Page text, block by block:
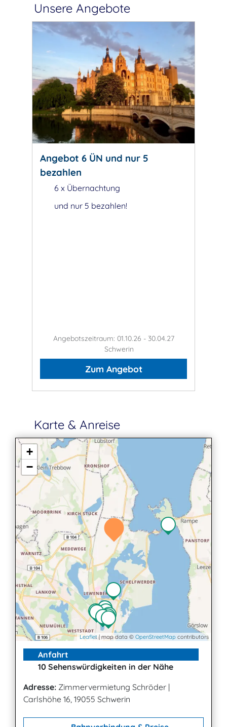
Unsere Angebote
Angebot 6 ÜN und nur 5
bezahlen
6 x Übernachtung
und nur 5 bezahlen!
Angebotszeitraum: 01.10.26 - 30.04.27
Schwerin
Zum Angebot
Karte & Anreise
+
−
Leaflet| map data © OpenStreetMap contributors
Anfahrt
10 Sehenswürdigkeiten in der Nähe
Adresse: Zimmervermietung Schröder |
Carlshöhe 16, 19055 Schwerin